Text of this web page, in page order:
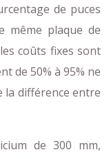
de puces
même plaque de
coûts fixes sont
de 50% à 95% ne
la différence entre
de 300 mm,